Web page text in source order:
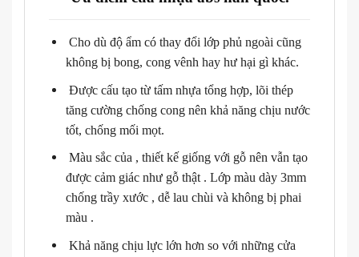
Cho dù độ ẩm có thay đổi lớp phủ ngoài cũng
không bị bong, cong vênh hay hư hại gì khác.
Được cấu tạo từ tấm nhựa tổng hợp, lõi thép
tăng cường chống cong nên khả năng chịu nước
tốt, chống mối mọt.
Màu sắc của , thiết kế giống với gỗ nên vẫn tạo
được cảm giác như gỗ thật . Lớp màu dày 3mm
chống trầy xước , dễ lau chùi và không bị phai
màu .
Khả năng chịu lực lớn hơn so với những cửa